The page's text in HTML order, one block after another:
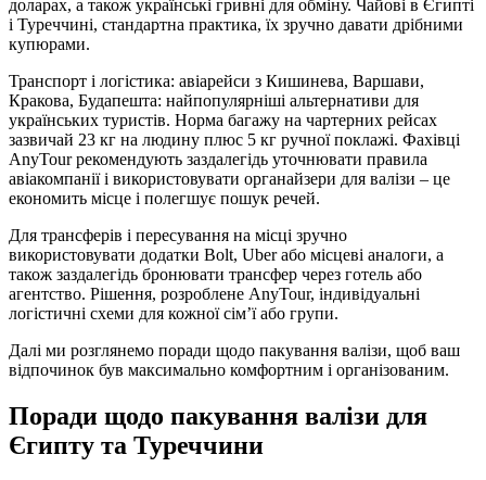
доларах, а також українські гривні для обміну. Чайові в Єгипті
і Туреччині, стандартна практика, їх зручно давати дрібними
купюрами.
Транспорт і логістика: авіарейси з Кишинева, Варшави,
Кракова, Будапешта: найпопулярніші альтернативи для
українських туристів. Норма багажу на чартерних рейсах
зазвичай 23 кг на людину плюс 5 кг ручної поклажі. Фахівці
AnyTour рекомендують заздалегідь уточнювати правила
авіакомпанії і використовувати органайзери для валізи – це
економить місце і полегшує пошук речей.
Для трансферів і пересування на місці зручно
використовувати додатки Bolt, Uber або місцеві аналоги, а
також заздалегідь бронювати трансфер через готель або
агентство. Рішення, розроблене AnyTour, індивідуальні
логістичні схеми для кожної сім’ї або групи.
Далі ми розглянемо поради щодо пакування валізи, щоб ваш
відпочинок був максимально комфортним і організованим.
Поради щодо пакування валізи для
Єгипту та Туреччини